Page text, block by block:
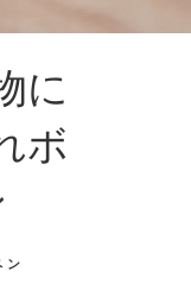
に
ボ
ン